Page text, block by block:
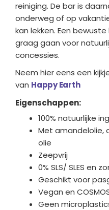
reiniging. De bar is
onderweg of op
kan lekken. Een
graag gaan voor
concessies.
Neem hier eens een
van Happy Earth
Eigenschappen:
100% natuurlijke
Met amandelolie,
olie
Zeepvrij
0% SLS/ SLES en
Geschikt voor
Vegan en
Geen